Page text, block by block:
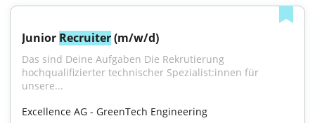
Junior Recruiter (m/w/d)
Das sind Deine Aufgaben Die Rekrutierung
hochqualifizierter technischer Spezialist:innen für
unsere...
Excellence AG - GreenTech Engineering